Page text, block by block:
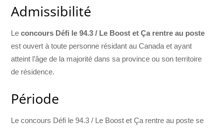
Admissibilité
Leconcours Défi le 94.3 / Le Boost et Ça rentre au poste
est ouvert à toute personne résidant au Canada et ayant
atteint l’âge de la majorité dans sa province ou son territoire
de résidence.
Période
Le concours Défi le 94.3 / Le Boost et Ça rentre au poste se